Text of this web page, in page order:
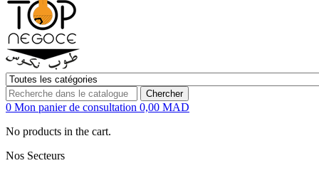
Chercher
0 Mon panier de consultation 0,00 MAD
No products in the cart.
Nos Secteurs